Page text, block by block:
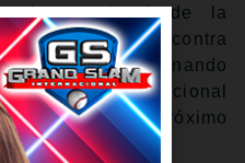
nacional de la
en casa contra
Ligas, proporcionando
y orgullo nacional
para el próximo
2026.